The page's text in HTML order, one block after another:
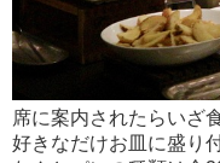
席に案内されたらいざ
好きなだけお皿に盛り